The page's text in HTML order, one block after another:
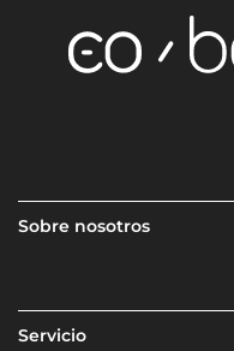
Sobre nosotros
Servicio